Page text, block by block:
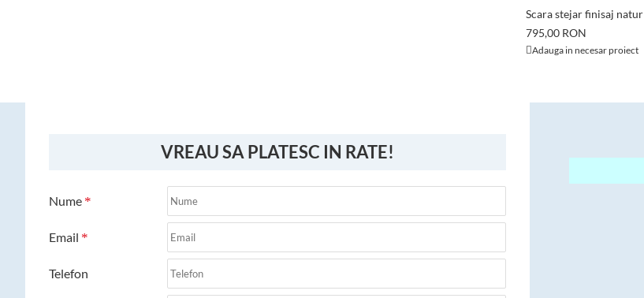
Scara stejar finisaj natur
795,00 RON
Adauga in necesar proiect
VREAU SA PLATESC IN RATE!
Nume
Email
Telefon